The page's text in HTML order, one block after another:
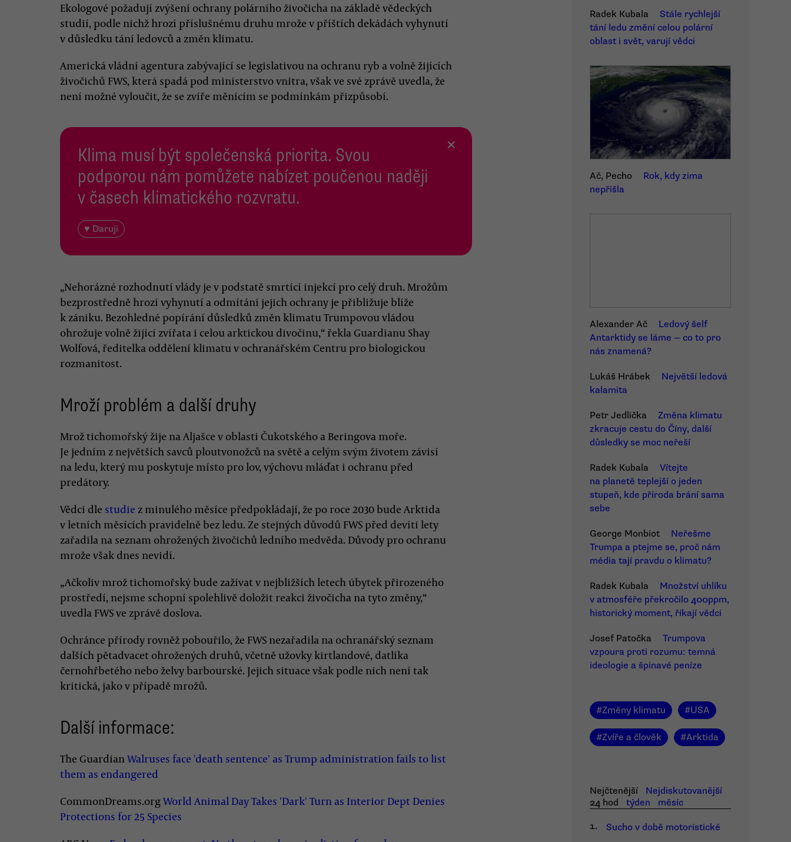
Ekologové požadují zvýšení ochrany polárního živočicha na základě vědeckých
studií, podle nichž hrozí příslušnému druhu mrože v příštích dekádách vyhynutí
v důsledku tání ledovců a změn klimatu.
Americká vládní agentura zabývající se legislativou na ochranu ryb a volně žijících
živočichů FWS, která spadá pod ministerstvo vnitra, však ve své zprávě uvedla, že
není možné vyloučit, že se zvíře měnícím se podmínkám přizpůsobí.
Klima musí být společenská priorita. Svou
podporou nám pomůžete nabízet poučenou naději
v časech klimatického rozvratu.
♥ Daruji
×
„Nehorázné rozhodnutí vlády je v podstatě smrtící injekcí pro celý druh. Mrožům
bezprostředně hrozí vyhynutí a odmítání jejich ochrany je přibližuje blíže
k zániku. Bezohledné popírání důsledků změn klimatu Trumpovou vládou
ohrožuje volně žijící zvířata i celou arktickou divočinu,“ řekla Guardianu Shay
Wolfová, ředitelka oddělení klimatu v ochranářském Centru pro biologickou
rozmanitost.
Mroží problém a další druhy
Mrož tichomořský žije na Aljašce v oblasti Čukotského a Beringova moře.
Je jedním z největších savců ploutvonožců na světě a celým svým životem závisí
na ledu, který mu poskytuje místo pro lov, výchovu mláďat i ochranu před
predátory.
Vědci dle studie z minulého měsíce předpokládají, že po roce 2030 bude Arktida
v letních měsících pravidelně bez ledu. Ze stejných důvodů FWS před devíti lety
zařadila na seznam ohrožených živočichů ledního medvěda. Důvody pro ochranu
mrože však dnes nevidí.
„Ačkoliv mrož tichomořský bude zažívat v nejbližších letech úbytek přirozeného
prostředí, nejsme schopní spolehlivě doložit reakci živočicha na tyto změny,“
uvedla FWS ve zprávě doslova.
Ochránce přírody rovněž pobouřilo, že FWS nezařadila na ochranářský seznam
dalších pětadvacet ohrožených druhů, včetně užovky kirtlandové, datlíka
černohřbetého nebo želvy barbourské. Jejich situace však podle nich není tak
kritická, jako v případě mrožů.
Další informace:
The GuardianWalruses face 'death sentence' as Trump administration fails to list
them as endangered
CommonDreams.orgWorld Animal Day Takes 'Dark' Turn as Interior Dept Denies
Protections for 25 Species
Radek Kubala
Stále rychlejší
tání ledu změní celou polární
oblast i svět, varují vědci
Ač, Pecho
Rok, kdy zima
nepřišla
Alexander Ač
Ledový šelf
Antarktidy se láme — co to pro
nás znamená?
Lukáš Hrábek
Největší ledová
kalamita
Petr Jedlička
Změna klimatu
zkracuje cestu do Číny, další
důsledky se moc neřeší
Radek Kubala
Vítejte
na planetě teplejší o jeden
stupeň, kde příroda brání sama
sebe
George Monbiot
Neřešme
Trumpa a ptejme se, proč nám
média tají pravdu o klimatu?
Radek Kubala
Množství uhlíku
v atmosféře překročilo 400ppm,
historický moment, říkají vědci
Josef Patočka
Trumpova
vzpoura proti rozumu: temná
ideologie a špinavé peníze
#Změny klimatu #USA
#Zvíře a člověk #Arktida
Nejčtenější
Nejdiskutovanější
24 hod
týden
měsíc
1.
Sucho v době motoristické